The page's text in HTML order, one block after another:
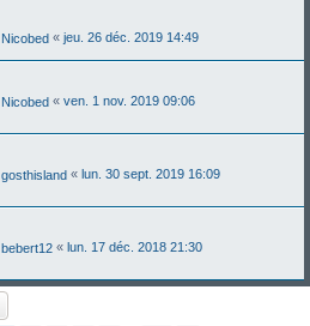
Nicobed « jeu. 26 déc. 2019 14:49
Nicobed « ven. 1 nov. 2019 09:06
gosthisland « lun. 30 sept. 2019 16:09
bebert12 « lun. 17 déc. 2018 21:30